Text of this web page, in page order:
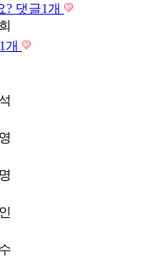
? 댓글1개
1개